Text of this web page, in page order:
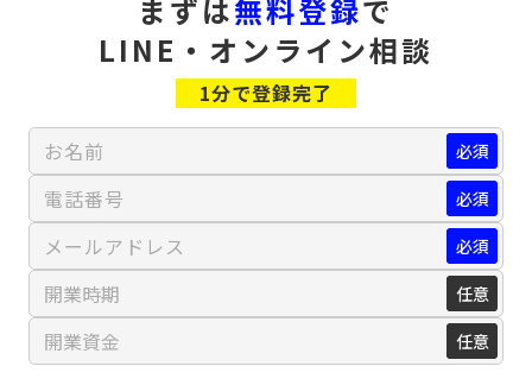
まずは無料登録で
LINE・オンライン相談
1分で登録完了